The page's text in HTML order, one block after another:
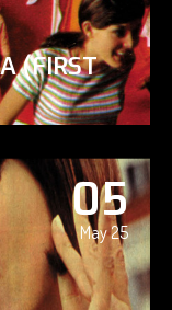
(FIRST
05
May 25